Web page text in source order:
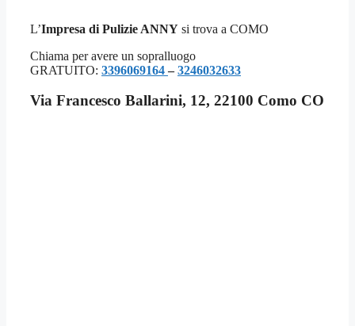
L’Impresa di Pulizie ANNY si trova a COMO
Chiama per avere un sopralluogo
GRATUITO: 3396069164 –3246032633
Via Francesco Ballarini, 12, 22100 Como CO